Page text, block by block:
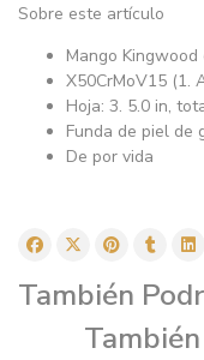
Sobre este artículo
Mango
X50CrMoV15 (1.
Hoja: 3. 5.0 in,
Funda de piel de
De por vida
También